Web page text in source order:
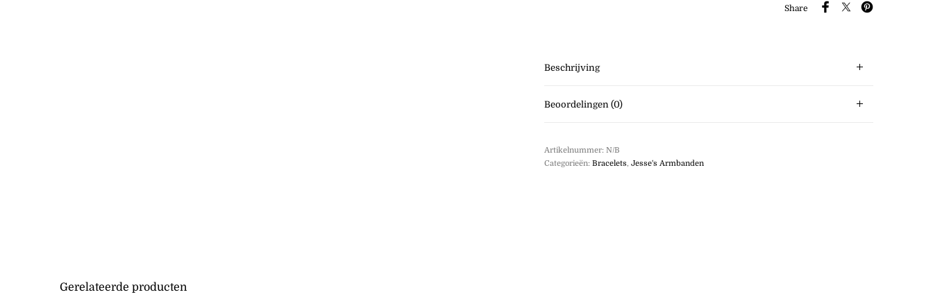
Share
Beschrijving
Beoordelingen (0)
Artikelnummer: N/B
Categorieën: Bracelets, Jesse's Armbanden
Gerelateerde producten